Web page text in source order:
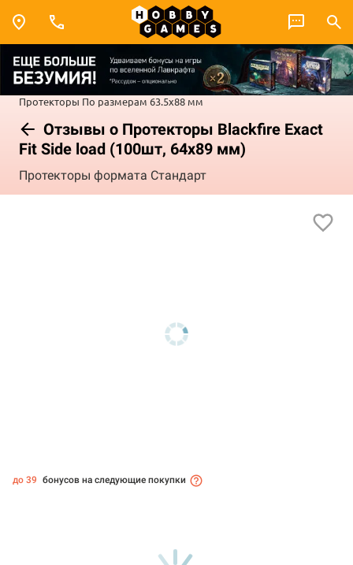
Протекторы По размерам 63.5x88 мм
Отзывы о Протекторы Blackfire Exact
Fit Side load (100шт, 64x89 мм)
Протекторы формата Стандарт
до 39 бонусов на следующие покупки